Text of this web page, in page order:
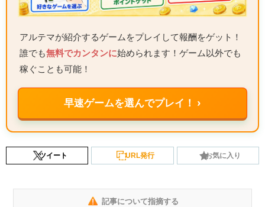
アルテマが紹介するゲームをプレイして報酬をゲット！
誰でも無料でカンタンに始められます！ゲーム以外でも
稼ぐことも可能！
早速ゲームを選んでプレイ！ ›
ツイート URL発行 お気に入り
記事について指摘する